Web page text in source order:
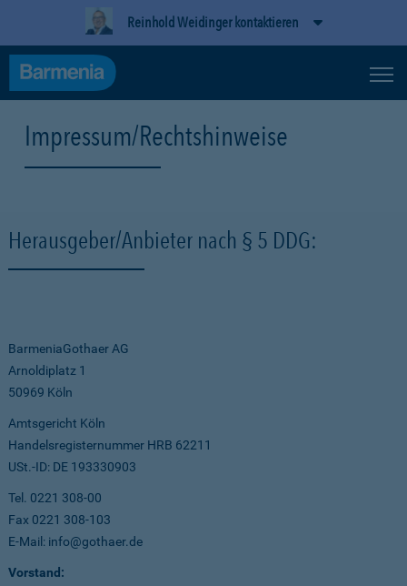
Reinhold Weidinger kontaktieren
Impressum/Rechtshinweise
Herausgeber/Anbieter nach § 5 DDG:
BarmeniaGothaer AG
Arnoldiplatz 1
50969 Köln
Amtsgericht Köln
Handelsregisternummer HRB 62211
USt.-ID: DE 193330903
Tel. 0221 308-00
Fax 0221 308-103
E-Mail: info@gothaer.de
Vorstand: